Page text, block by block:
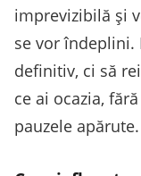
imprevizibilă și
se vor îndeplini.
definitiv, ci să
ce ai ocazia,
pauzele apărute.